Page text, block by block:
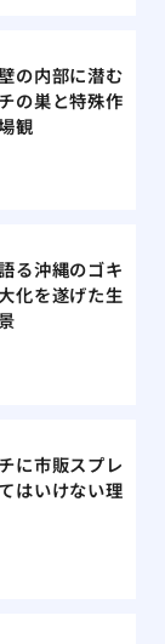
の内部に潜む
の巣と特殊作
観
る沖縄のゴキ
化を遂げた生
に市販スプレ
はいけない理